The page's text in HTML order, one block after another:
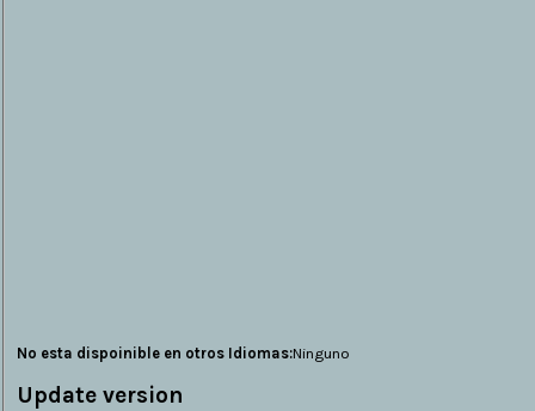
No esta dispoinible en otros Idiomas:Ninguno
Update version